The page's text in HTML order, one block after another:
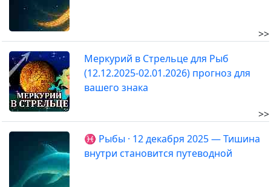
>>
Меркурий в Стрельце для Рыб
(12.12.2025-02.01.2026) прогноз для
вашего знака
>>
♓ Рыбы · 12 декабря 2025 — Тишина
внутри становится путеводной